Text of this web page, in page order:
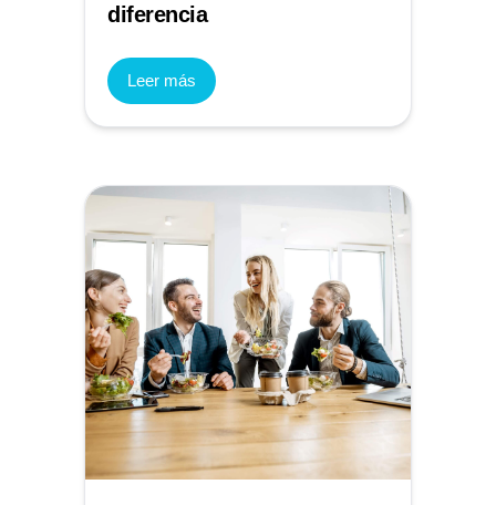
diferencia
Leer más